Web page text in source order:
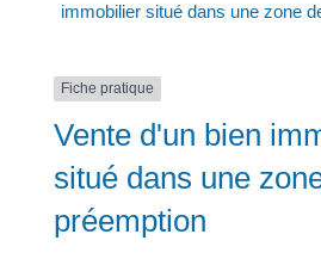
immobilier situé dans une zone
Fiche pratique
Vente d'un bien
situé dans une
préemption